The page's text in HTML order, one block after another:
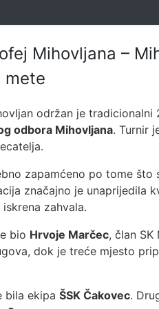
Mihovljana –
mete
održan je tradicionalni
odbora Mihovljana. Turnir
zapamćeno po tome
značajno je unaprijedila
zahvala.
bio Hrvoje Marčec, član
dok je treće mjesto
bila ekipa ŠSK Čakovec.